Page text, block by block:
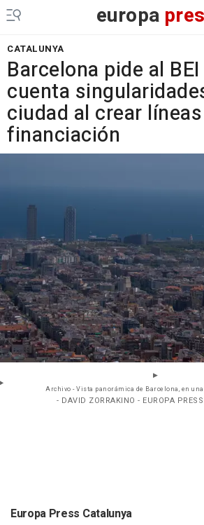
europa
CATALUNYA
Barcelona pide al
cuenta
ciudad al crear
financiación
Archivo - Vista panorámica de Barcelona, en
- DAVID ZORRAKINO - EUROPA
Europa Press Catalunya